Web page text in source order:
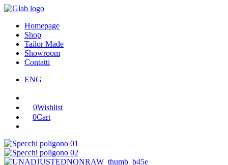
Homepage
Shop
Tailor Made
Showroom
Contatti
ENG
0Wishlist
0Cart